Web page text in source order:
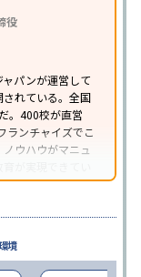
受講可能
ケート調査方法を参
役
パンが運営して
れている。全国
。400校が直営
ランチャイズでこ
ウハウがマニュ
が実現できてい
境